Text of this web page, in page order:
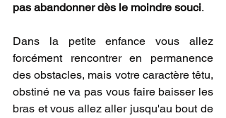
pas abandonner dès le moindre souci.
Dans la petite enfance vous allez
forcément rencontrer en permanence
des obstacles, mais votre caractère têtu,
obstiné ne va pas vous faire baisser les
bras et vous allez aller jusqu'au bout de